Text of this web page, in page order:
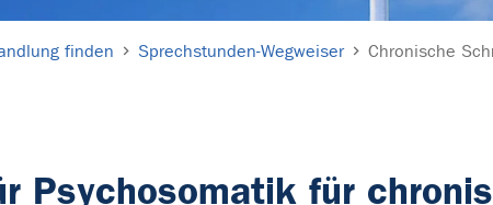
finden Sprechstunden-Wegweiser Chronische
Psychosomatik für